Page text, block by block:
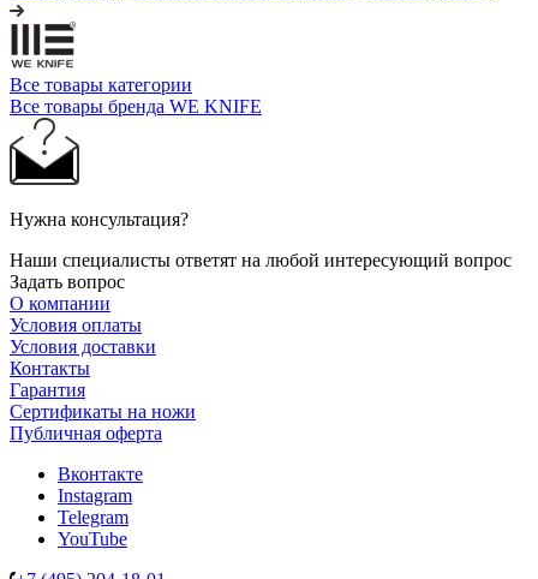
Все товары категории
Все товары бренда WE KNIFE
Нужна консультация?
Наши специалисты ответят на любой интересующий вопрос
Задать вопрос
О компании
Условия оплаты
Условия доставки
Контакты
Гарантия
Сертификаты на ножи
Публичная оферта
Вконтакте
Instagram
Telegram
YouTube